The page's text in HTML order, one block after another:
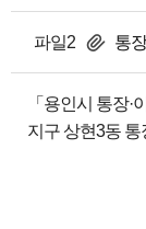
파일2 통
「용인시 통장
지구 상현3동